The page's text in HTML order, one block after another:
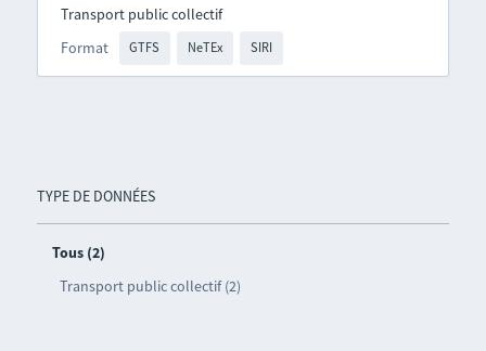
TYPE DE DONNÉES
Tous (2)
Transport public collectif (2)
Format GTFS NeTEx SIRI
Transport public collectif